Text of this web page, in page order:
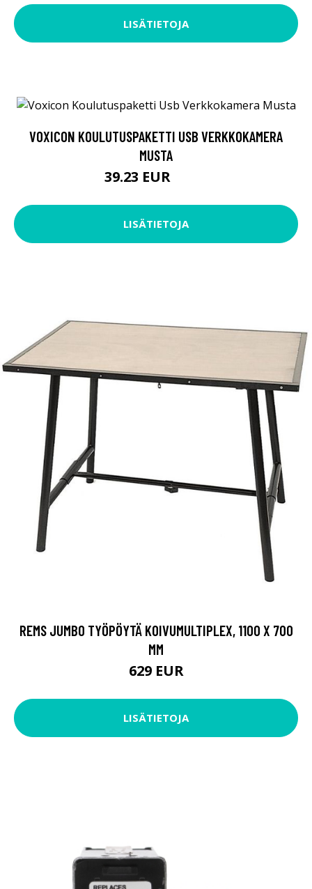
LISÄTIETOJA
VOXICON KOULUTUSPAKETTI USB VERKKOKAMERA
MUSTA
39.23 EUR
LISÄTIETOJA
REMS JUMBO TYÖPÖYTÄ KOIVUMULTIPLEX, 1100 X 700
MM
629 EUR
LISÄTIETOJA